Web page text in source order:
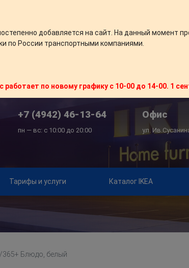
добавляется на сайт. На данный момент
по России транспортными компаниями.
по новому графику с 10-00 до 14-00. 1
+7 (4942) 46-13-64
пн — вс: с 10:00 до 20:00
Офис
ул.
Тарифы и услуги Каталог IKEA
365+ Блюдо, белый